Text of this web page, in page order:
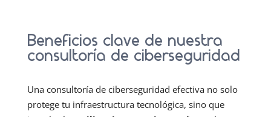
Beneficios clave de nuestra
consultoría de ciberseguridad
Una consultoría de ciberseguridad efectiva no solo
protege tu infraestructura tecnológica, sino que